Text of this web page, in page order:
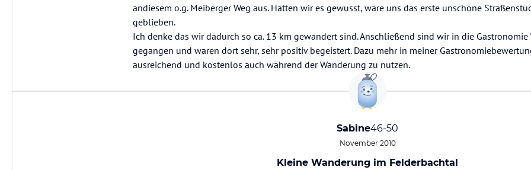
andiesem o.g. Meiberger Weg aus. Hätten wir es gewusst, wäre uns das erste unschöne
geblieben.
Ich denke das wir dadurch so ca. 13 km gewandert sind. Anschließend sind wir in die Gastronomie
gegangen und waren dort sehr, sehr positiv begeistert. Dazu mehr in meiner
ausreichend und kostenlos auch während der Wanderung zu nutzen.
Sabine46-50
November 2010
Kleine Wanderung im Felderbachtal